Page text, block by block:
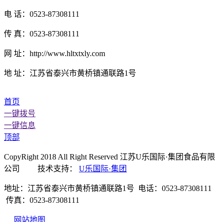
电 话：0523-87308111
传 真：0523-87308111
网 址：http://www.hltxtxly.com
地 址：江苏省泰兴市黄桥镇通联路1号
首页
一键拨号
一键信息
顶部
CopyRight 2018 All Right Reserved 江苏U乐国际·集团食品有限
公司 技术支持： U乐国际·集团
地址：江苏省泰兴市黄桥镇通联路1号 电话：0523-87308111
传真：0523-87308111
网站地图